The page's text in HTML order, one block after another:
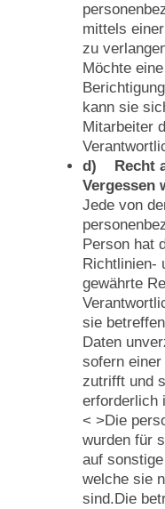
mittels
zu
Möchte
kann sie
Mitarbeiter
d) Recht
Vergessen
Jede von
Person hat
Richtlinien-
gewährte
sie
Daten
sofern
zutrifft und
erforderlich
< >Die
wurden für
auf
welche sie
sind.Die